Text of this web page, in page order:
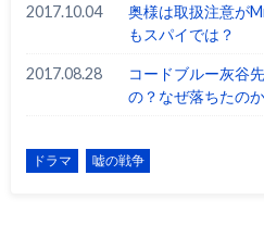
2017.10.04
奥様は取扱注意が
もスパイでは？
2017.08.28
コードブルー灰谷
の？なぜ落ちたの
ドラマ 嘘の戦争